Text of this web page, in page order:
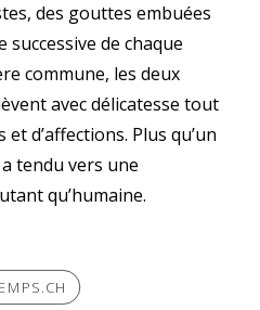
des gouttes embuées
successive de chaque
commune, les deux
avec délicatesse tout
d’affections. Plus qu’un
tendu vers une
qu’humaine.